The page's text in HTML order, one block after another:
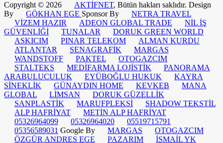
Copyright © 2026
AKTİFNET, Bütün hakları saklıdır. Design
By
GÖKHAN EGE Sponsor By
NETRA TRAVEL
VİZEM HAZIR
ADEON GLOBAL TRADE
NİL İŞ
GÜVENLİĞİ
TUNALAR
DORUK GREEN WORLD
ASKICIM
PINAR TELEKOM
ALMAN KURDU
ATLANTAR
SENAGRAFİK
MARGAS
WANDSTOFF
PAKTEL
OTOGAZCIM
STALTEKS
MEDİFARMA LOJİSTİK
PANORAMA
ARABULUCULUK
EYÜBOĞLU HUKUK
KAYRA
SİNEKLİK
GÜNAYDIN HOME KEVKEB
MANA
GLOBAL
LİMSAN
DORUK GÜZELLİK
SANPLASTİK
MARUFPLEKSİ
SHADOW TEKSTİL
ALP HAFRİYAT
METİN ALP HAFRİYAT
05326964099
05326964020
05519715791
05356589031 Google By MARGAS
OTOGAZCIM
ÖZGÜR ANDRES EGE
PAZARIM
İSMAİL YK